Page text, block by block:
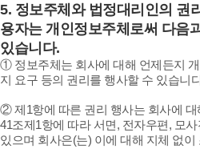
5. 정보주체와 법정대리인의 권
용자는 개인정보주체로써 다음
있습니다.
① 정보주체는 회사에 대해 언제든지
지 요구 등의 권리를 행사할 수 있습니
② 제1항에 따른 권리 행사는 회사에
41조제1항에 따라 서면, 전자우편, 모
있으며 회사은(는) 이에 대해 지체 없이